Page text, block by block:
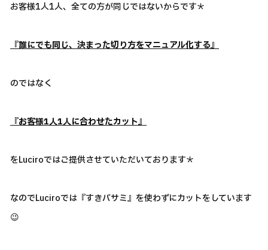
お客様1人1人、全ての方が同じではないからです＊
『誰にでも同じ、決まった切り方をマニュアル化する』
のではなく
『お客様1人1人に合わせたカット』
をLuciroではご提供させていただいております＊
なのでLuciroでは『すきバサミ』を使わずにカットをしています
😉